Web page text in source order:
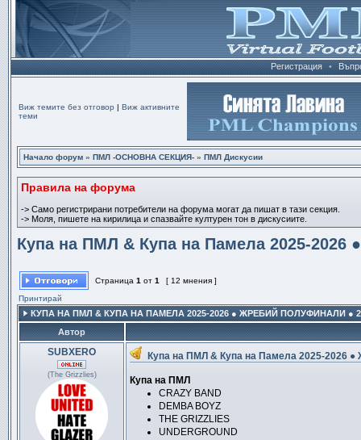
Регистрация •
Виж темите без отговор | Виж активните
теми
Начало форум » ПМЛ -ОСНОВНА СЕКЦИЯ- » ПМЛ Дискусии
Правила на форума
-> Само регистрирани потребители на форума могат да пишат в тази секция.
-> Моля, пишете на кирилица и спазвайте културен тон в дискусиите.
Купа на ПМЛ & Купа на Памела 2025-
Страница 1 от 1
[ 12 мнения ]
Принтирай
КУПА НА ПМЛ & КУПА НА ПАМЕЛА 2025-2026 ● ЖРЕБИЙ ПОЛУФИНАЛИ ●
Автор
SUBXERO
(The Grizzlies)
Купа на ПМЛ & Купа на Памела 2025-
Купа на ПМЛ
CRAZY BAND
DEMBA BOYZ
THE GRIZZLIES
UNDERGROUND